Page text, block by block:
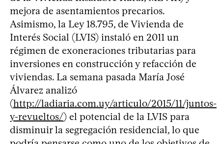
mejora de asentamientos precarios.
Asimismo, la Ley 18.795, de Vivienda de
Interés Social (LVIS) instaló en 2011 un
régimen de exoneraciones tributarias para
inversiones en construcción y refacción de
viviendas. La semana pasada María José
Álvarez analizó
(http://ladiaria.com.uy/articulo/2015/11/juntos-
y-revueltos/) el potencial de la LVIS para
disminuir la segregación residencial, lo que